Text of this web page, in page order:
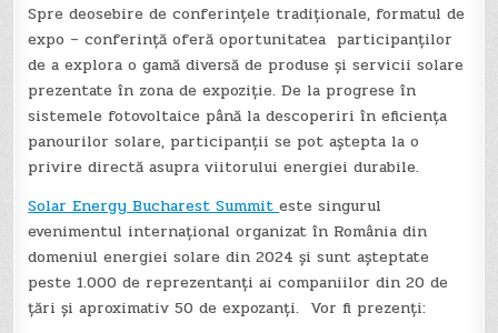
Spre deosebire de conferințele tradiționale, formatul de
expo – conferință oferă oportunitatea participanților
de a explora o gamă diversă de produse și servicii solare
prezentate în zona de expoziție. De la progrese în
sistemele fotovoltaice până la descoperiri în eficiența
panourilor solare, participanții se pot aștepta la o
privire directă asupra viitorului energiei durabile.
Solar Energy Bucharest Summiteste singurul
evenimentul internațional organizat în România din
domeniul energiei solare din 2024 și sunt așteptate
peste 1.000 de reprezentanți ai companiilor din 20 de
țări și aproximativ 50 de expozanți. Vor fi prezenți: